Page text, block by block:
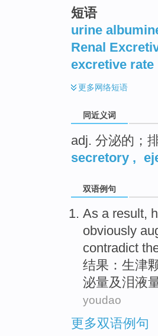
短语
urine
Renal
excretive rate
更多网络短语
同近义词
adj. 分泌的；
secretory ,
双语例句
As a result,
obviously
contradict
结果 ： 生津
泌量及泪液
youdao
更多双语例句